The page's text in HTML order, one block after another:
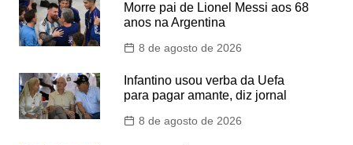
Morre pai de Lionel Messi aos 68
anos na Argentina
8 de agosto de 2026
Infantino usou verba da Uefa
para pagar amante, diz jornal
8 de agosto de 2026